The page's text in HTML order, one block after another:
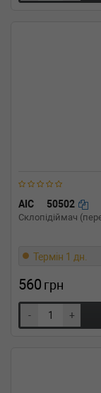
AIC 50502
Склопідіймач
Термін 1 дн.
560 грн
- +